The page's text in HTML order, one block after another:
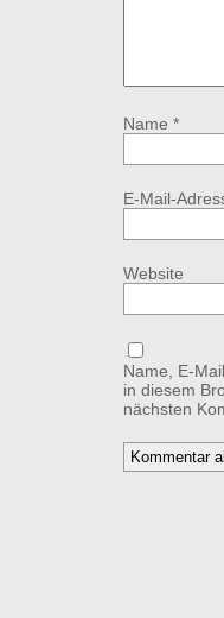
Name *
E-Mail-
Website
Name, E-
in diesem
nächsten